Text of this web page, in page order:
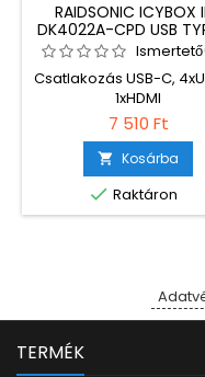
RAIDSONIC ICYBOX
DK4022A-CPD USB
DOCKINGSTATION
Csatlakozás USB-C,
1xHDMI
7 510 Ft
 Kosárba
 Raktáron
TERMÉK